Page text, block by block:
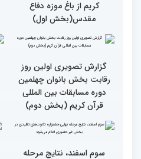
کشی متسابقین بخش
بانوان چهلمین دوره
مسابقات بین المللی قرآن
کریم
گزارش تصویری بازدید
متسابقین چهلمین دوره
مسابقات بین المللی قرآن
کریم از باغ موزه دفاع
مقدس(بخش اول)